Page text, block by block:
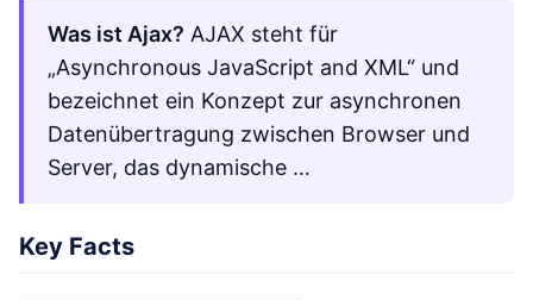
Was ist Ajax? AJAX steht für
„Asynchronous JavaScript and XML“ und
bezeichnet ein Konzept zur asynchronen
Datenübertragung zwischen Browser und
Server, das dynamische …
Key Facts